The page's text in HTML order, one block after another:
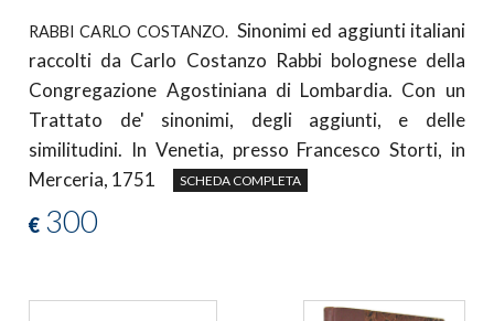
RABBI CARLO COSTANZO. Sinonimi ed aggiunti italiani
raccolti da Carlo Costanzo Rabbi bolognese della
Congregazione Agostiniana di Lombardia. Con un
Trattato de' sinonimi, degli aggiunti, e delle
similitudini. In Venetia, presso Francesco Storti, in
Merceria, 1751
SCHEDA COMPLETA
€ 300